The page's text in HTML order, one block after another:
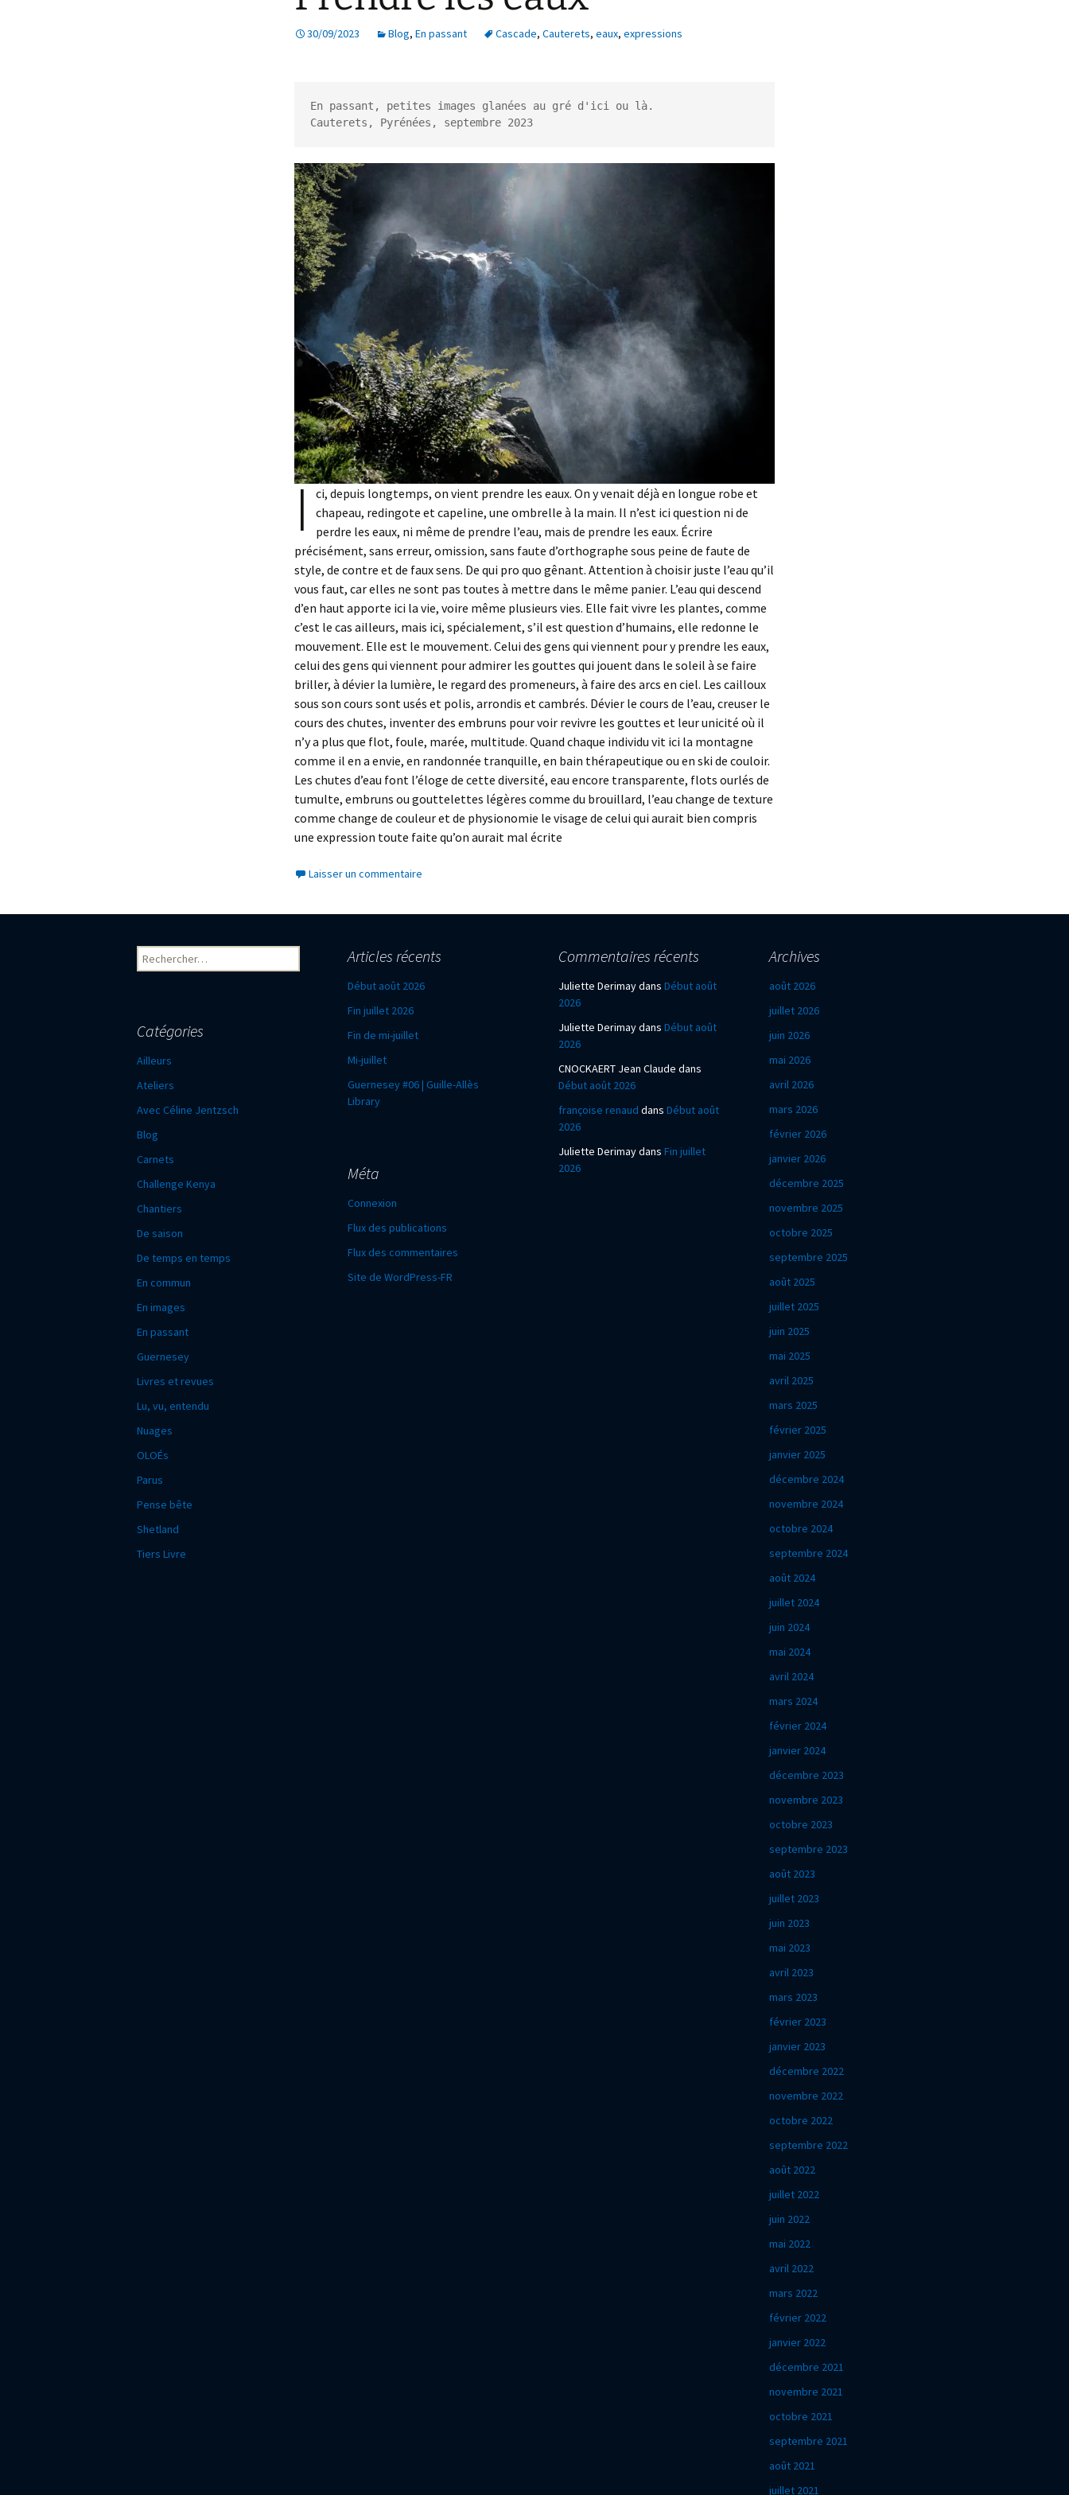
30/09/2023 Blog, En passant Cascade, Cauterets, eaux, expressions
En passant, petites images glanées au gré d'ici ou là.
Cauterets, Pyrénées, septembre 2023
I ci, depuis longtemps, on vient prendre les eaux. On y venait déjà en longue robe et
chapeau, redingote et capeline, une ombrelle à la main. Il n’est ici question ni de
perdre les eaux, ni même de prendre l’eau, mais de prendre les eaux. Écrire
précisément, sans erreur, omission, sans faute d’orthographe sous peine de faute de
style, de contre et de faux sens. De qui pro quo gênant. Attention à choisir juste l’eau qu’il
vous faut, car elles ne sont pas toutes à mettre dans le même panier. L’eau qui descend
d’en haut apporte ici la vie, voire même plusieurs vies. Elle fait vivre les plantes, comme
c’est le cas ailleurs, mais ici, spécialement, s’il est question d’humains, elle redonne le
mouvement. Elle est le mouvement. Celui des gens qui viennent pour y prendre les eaux,
celui des gens qui viennent pour admirer les gouttes qui jouent dans le soleil à se faire
briller, à dévier la lumière, le regard des promeneurs, à faire des arcs en ciel. Les cailloux
sous son cours sont usés et polis, arrondis et cambrés. Dévier le cours de l’eau, creuser le
cours des chutes, inventer des embruns pour voir revivre les gouttes et leur unicité où il
n’y a plus que flot, foule, marée, multitude. Quand chaque individu vit ici la montagne
comme il en a envie, en randonnée tranquille, en bain thérapeutique ou en ski de couloir.
Les chutes d’eau font l’éloge de cette diversité, eau encore transparente, flots ourlés de
tumulte, embruns ou gouttelettes légères comme du brouillard, l’eau change de texture
comme change de couleur et de physionomie le visage de celui qui aurait bien compris
une expression toute faite qu’on aurait mal écrite
Laisser un commentaire
Rechercher : Articles récents
Début août 2026
Fin juillet 2026
Fin de mi-juillet
Mi-juillet
Guernesey #06 | Guille-Allès
Library
Commentaires récents
Juliette Derimaydans Début août
2026
Juliette Derimaydans Début août
2026
CNOCKAERT Jean Claude dans
Début août 2026
françoise renaud dans Début août
2026
Juliette Derimaydans Fin juillet
2026
Archives
août 2026
juillet 2026
juin 2026
mai 2026
avril 2026
mars 2026
février 2026
janvier 2026
décembre 2025
novembre 2025
octobre 2025
septembre 2025
août 2025
juillet 2025
juin 2025
mai 2025
avril 2025
mars 2025
février 2025
janvier 2025
décembre 2024
novembre 2024
octobre 2024
septembre 2024
août 2024
juillet 2024
juin 2024
mai 2024
avril 2024
mars 2024
février 2024
janvier 2024
décembre 2023
novembre 2023
octobre 2023
septembre 2023
août 2023
juillet 2023
juin 2023
mai 2023
avril 2023
mars 2023
février 2023
janvier 2023
décembre 2022
novembre 2022
octobre 2022
septembre 2022
août 2022
juillet 2022
juin 2022
mai 2022
avril 2022
mars 2022
février 2022
janvier 2022
décembre 2021
novembre 2021
octobre 2021
septembre 2021
août 2021
juillet 2021
Catégories
Ailleurs
Ateliers
Avec Céline Jentzsch
Blog
Carnets
Challenge Kenya
Chantiers
De saison
De temps en temps
En commun
En images
En passant
Guernesey
Livres et revues
Lu, vu, entendu
Nuages
OLOÉs
Parus
Pense bête
Shetland
Tiers Livre
Méta
Connexion
Flux des publications
Flux des commentaires
Site de WordPress-FR